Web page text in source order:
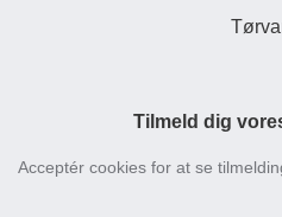
Tilmeld dig
Acceptér cookies for at se